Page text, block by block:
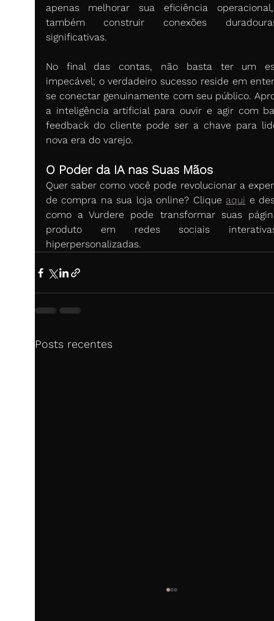
apenas melhorar sua eficiência
também construir conexões
significativas.
No final das contas, não basta ter um
impecável; o verdadeiro sucesso reside em
se conectar genuinamente com seu público.
a inteligência artificial para ouvir e agir com
feedback do cliente pode ser a chave para
nova era do varejo.
O Poder da IA nas Suas Mãos
Quer saber como você pode revolucionar a
de compra na sua loja online? Clique aqui e
como a Vurdere pode transformar suas
produto em redes sociais
hiperpersonalizadas.
Posts recentes